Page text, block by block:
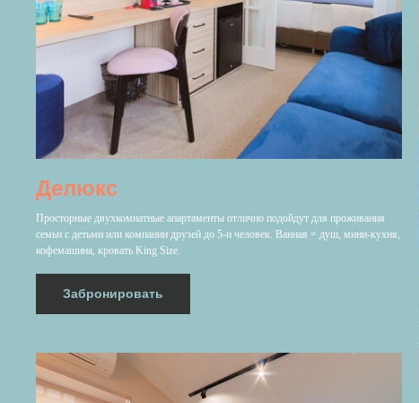
Делюкс
Просторные двухкомнатные апартаменты отлично подойдут для проживания
семьи с детьми или компании друзей до 5-и человек. Ванная = душ, мини-кухня,
кофемашина, кровать King Size.
Забронировать